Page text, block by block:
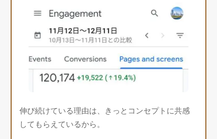
伸び続けている理由は、きっとコンセプトに共感
してもらえているから。